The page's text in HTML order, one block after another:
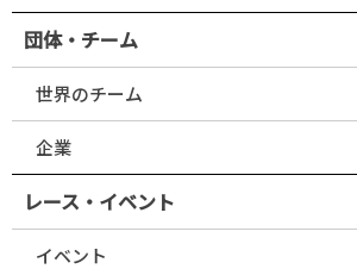
団体・チーム
世界のチーム
企業
レース・イベント
イベント